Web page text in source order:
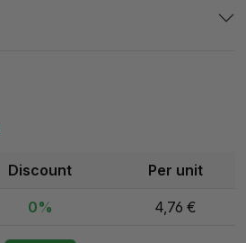
Discount Per unit
0% 4,76 €